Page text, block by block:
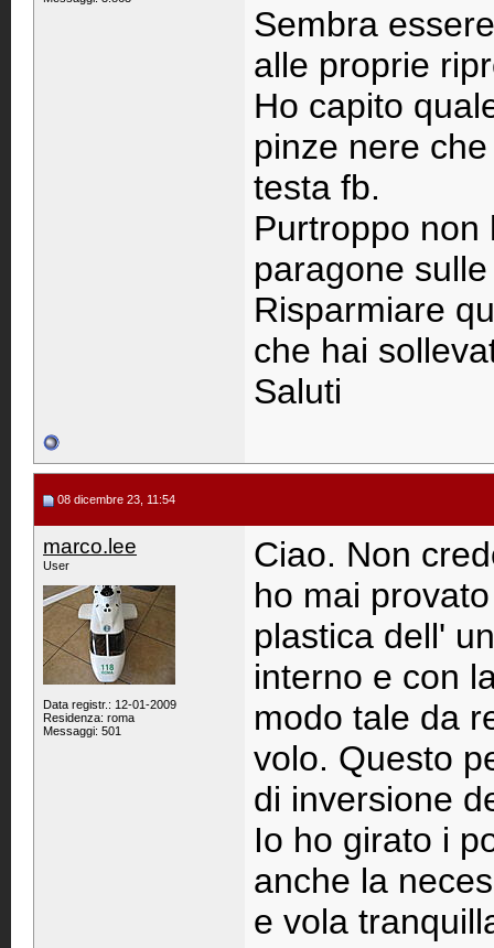
Sembra
alle proprie
Ho capito
pinze nere
testa fb.
Purtroppo non
paragone
Risparmiare
che hai
Saluti
08 dicembre 23, 11:54
marco.lee
User
Data registr.: 12-01-2009
Residenza: roma
Messaggi: 501
Ciao. Non
ho mai
plastica dell'
interno e con
modo tale da
volo. Questo
di inversione
Io ho girato i
anche la
e vola